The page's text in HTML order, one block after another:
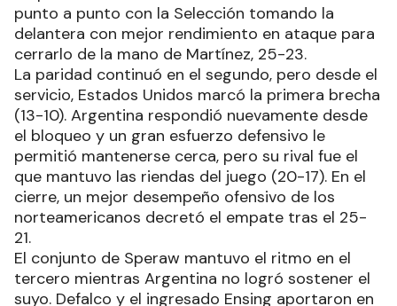
punto a punto con la Selección tomando la
delantera con mejor rendimiento en ataque para
cerrarlo de la mano de Martínez, 25-23.
La paridad continuó en el segundo, pero desde el
servicio, Estados Unidos marcó la primera brecha
(13-10). Argentina respondió nuevamente desde
el bloqueo y un gran esfuerzo defensivo le
permitió mantenerse cerca, pero su rival fue el
que mantuvo las riendas del juego (20-17). En el
cierre, un mejor desempeño ofensivo de los
norteamericanos decretó el empate tras el 25-
21.
El conjunto de Speraw mantuvo el ritmo en el
tercero mientras Argentina no logró sostener el
suyo. Defalco y el ingresado Ensing aportaron en